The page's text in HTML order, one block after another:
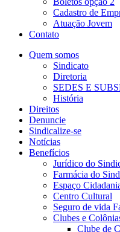
Cadastro de
Atuação Jovem
Contato
Quem somos
Sindicato
Diretoria
SEDES E
História
Direitos
Denuncie
Sindicalize-se
Notícias
Benefícios
Jurídico do
Farmácia do
Espaço
Centro Cultural
Seguro de vida
Clubes e
Clube de